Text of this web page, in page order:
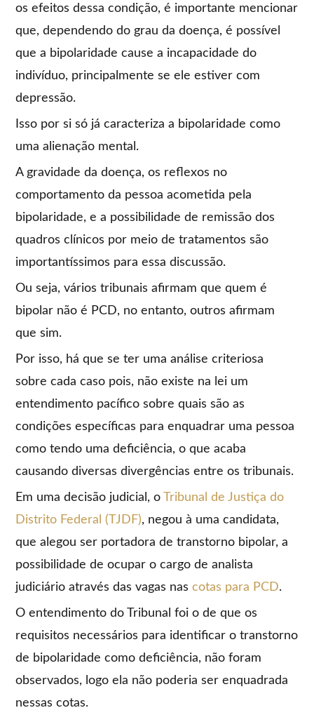
os efeitos dessa condição, é importante mencionar
que, dependendo do grau da doença, é possível
que a bipolaridade cause a incapacidade do
indivíduo, principalmente se ele estiver com
depressão.
Isso por si só já caracteriza a bipolaridade como
uma alienação mental.
A gravidade da doença, os reflexos no
comportamento da pessoa acometida pela
bipolaridade, e a possibilidade de remissão dos
quadros clínicos por meio de tratamentos são
importantíssimos para essa discussão.
Ou seja, vários tribunais afirmam que quem é
bipolar não é PCD, no entanto, outros afirmam
que sim.
Por isso, há que se ter uma análise criteriosa
sobre cada caso pois, não existe na lei um
entendimento pacífico sobre quais são as
condições específicas para enquadrar uma pessoa
como tendo uma deficiência, o que acaba
causando diversas divergências entre os tribunais.
Em uma decisão judicial, oTribunal de Justiça do
Distrito Federal (TJDF), negou à uma candidata,
que alegou ser portadora de transtorno bipolar, a
possibilidade de ocupar o cargo de analista
judiciário através das vagas nascotas para PCD.
O entendimento do Tribunal foi o de que os
requisitos necessários para identificar o transtorno
de bipolaridade como deficiência, não foram
observados, logo ela não poderia ser enquadrada
nessas cotas.